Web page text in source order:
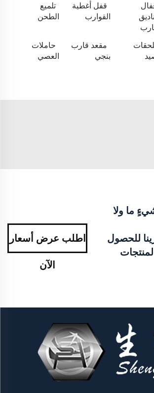
قفل أغطية
القوارب
تلميع
الطحن
مقعد قارب
بنجي
حاملات
العصي
ما ولا
للحصول
اطلب عرض أسعار
الآن